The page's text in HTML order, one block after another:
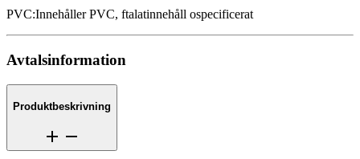
PVC:Innehåller PVC, ftalatinnehåll ospecificerat
Avtalsinformation
Produktbeskrivning